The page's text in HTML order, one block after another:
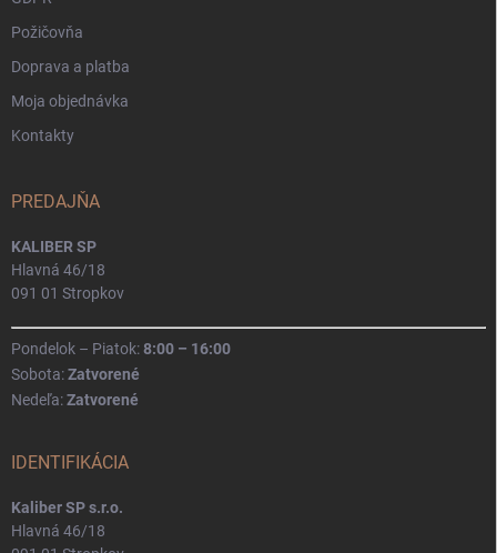
Požičovňa
Doprava a platba
Moja objednávka
Kontakty
PREDAJŇA
KALIBER SP
Hlavná 46/18
091 01 Stropkov
Pondelok – Piatok:8:00 – 16:00
Sobota:Zatvorené
Nedeľa:Zatvorené
IDENTIFIKÁCIA
Kaliber SP s.r.o.
Hlavná 46/18